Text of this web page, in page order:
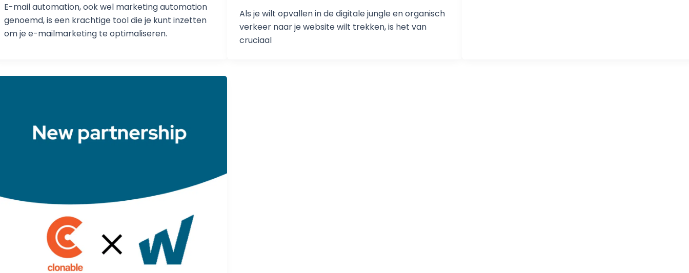
E-mail automation, ook wel marketing automation
genoemd, is een krachtige tool die je kunt inzetten
om je e-mailmarketing te optimaliseren.
Als je wilt opvallen in de digitale jungle en organisch
verkeer naar je website wilt trekken, is het van
cruciaal